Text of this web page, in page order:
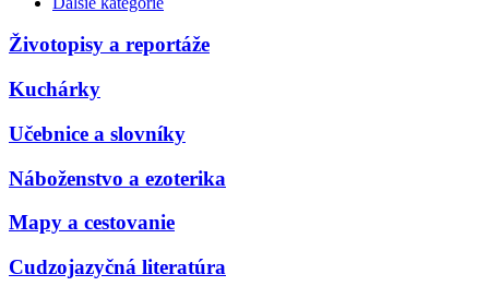
Životopisy a reportáže
Kuchárky
Učebnice a slovníky
Náboženstvo a ezoterika
Mapy a cestovanie
Cudzojazyčná literatúra